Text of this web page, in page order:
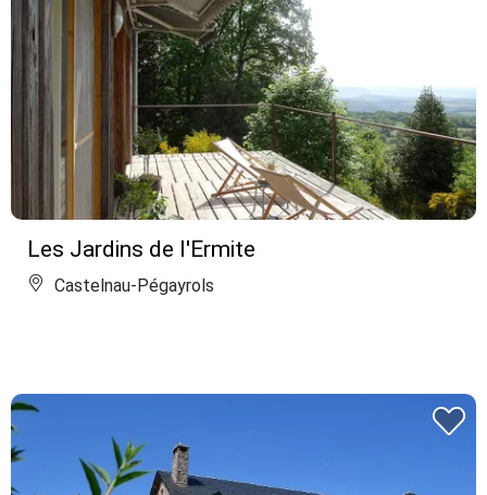
Les Jardins de l'Ermite
Castelnau-Pégayrols